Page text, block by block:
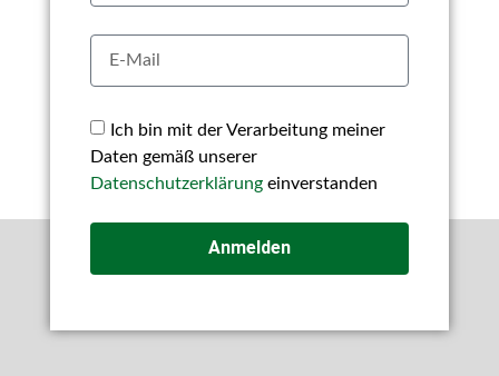
Ich bin mit der Verarbeitung meiner
Daten gemäß unserer
Datenschutzerklärungeinverstanden
Anmelden